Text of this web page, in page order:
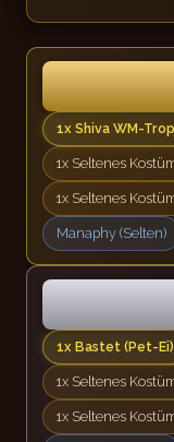
1x Shiva WM-
1x Seltenes
1x Seltenes
Manaphy (Selten)
1x Bastet (Pet-Ei)
1x Seltenes
1x Seltenes